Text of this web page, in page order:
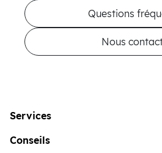
Questions
Nous
Services
Conseils